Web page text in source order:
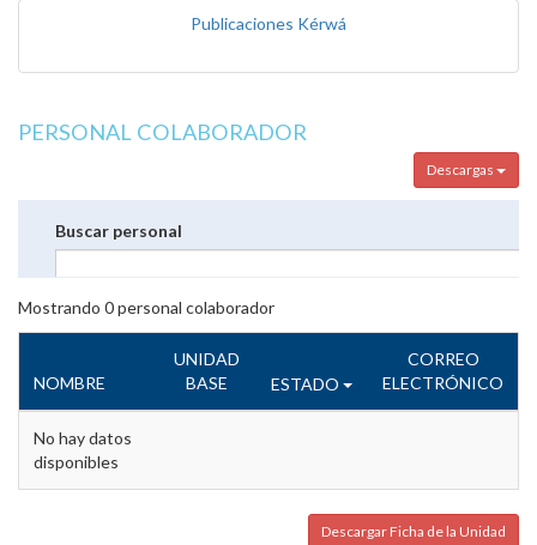
Publicaciones Kérwá
PERSONAL COLABORADOR
Descargas
Buscar personal
Mostrando 0personal colaborador
NOMBRE
UNIDAD
BASE
ESTADO
CORREO
ELECTRÓNICO
No hay datos
disponibles
Descargar Ficha de la Unidad